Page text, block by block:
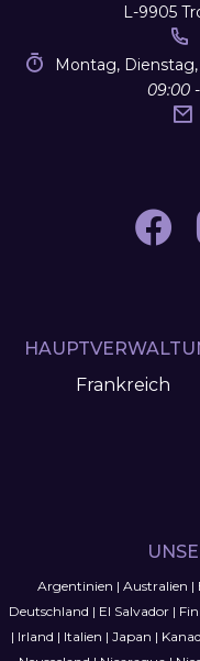
L-9905
Montag,
09:00
Frankreich
Argentinien | Australien |
Deutschland | El Salvador |
| Irland | Italien | Japan |